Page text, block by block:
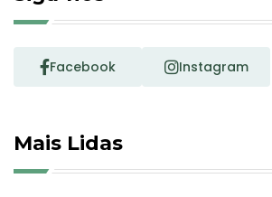
Facebook Instagram
Mais Lidas